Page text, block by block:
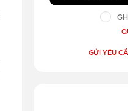
GỬI YÊU